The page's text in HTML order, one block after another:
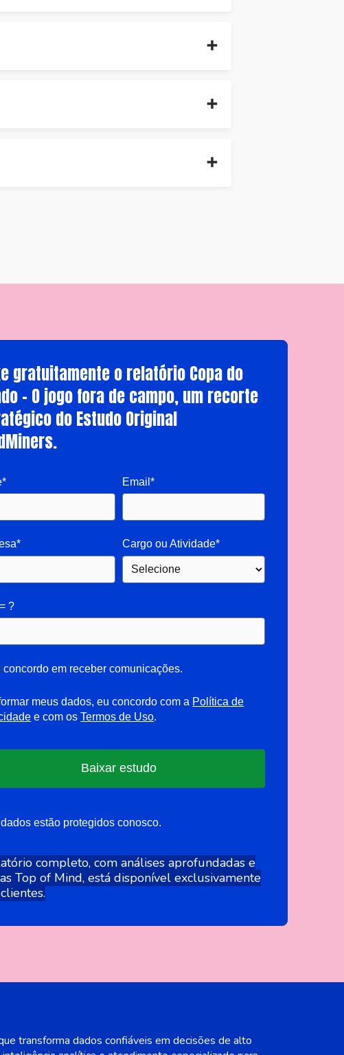
gratuitamente o relatório Copa do
- O jogo fora de campo, um recorte
do Estudo Original
Email*
Cargo ou Atividade*
?
em receber comunicações.
meus dados, eu concordo com a Política de
e com osTermos de Uso.
Baixar estudo
estão protegidos conosco.
completo, com análises aprofundadas e
Top of Mind, está disponível exclusivamente
transforma dados confiáveis em decisões de alto